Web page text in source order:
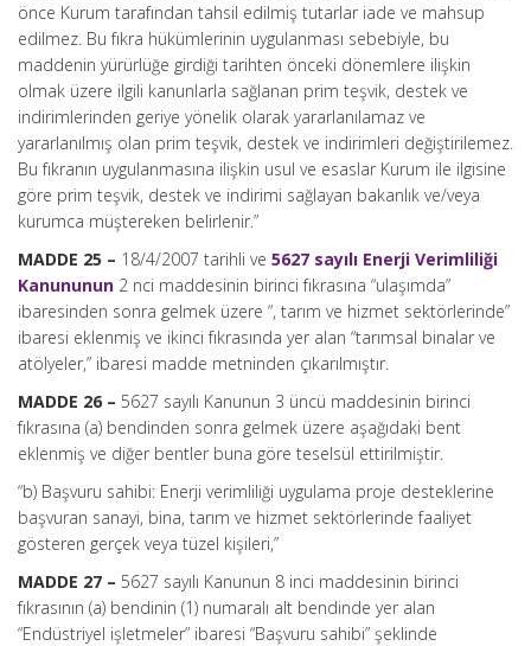
önce Kurum tarafından tahsil edilmiş tutarlar iade ve mahsup
edilmez. Bu fıkra hükümlerinin uygulanması sebebiyle, bu
maddenin yürürlüğe girdiği tarihten önceki dönemlere ilişkin
olmak üzere ilgili kanunlarla sağlanan prim teşvik, destek ve
indirimlerinden geriye yönelik olarak yararlanılamaz ve
yararlanılmış olan prim teşvik, destek ve indirimleri değiştirilemez.
Bu fıkranın uygulanmasına ilişkin usul ve esaslar Kurum ile ilgisine
göre prim teşvik, destek ve indirimi sağlayan bakanlık ve/veya
kurumca müştereken belirlenir.”
MADDE 25 – 18/4/2007 tarihli ve 5627 sayılı Enerji Verimliliği
Kanununun 2 nci maddesinin birinci fıkrasına “ulaşımda”
ibaresinden sonra gelmek üzere “, tarım ve hizmet sektörlerinde”
ibaresi eklenmiş ve ikinci fıkrasında yer alan “tarımsal binalar ve
atölyeler,” ibaresi madde metninden çıkarılmıştır.
MADDE 26 – 5627 sayılı Kanunun 3 üncü maddesinin birinci
fıkrasına (a) bendinden sonra gelmek üzere aşağıdaki bent
eklenmiş ve diğer bentler buna göre teselsül ettirilmiştir.
“b) Başvuru sahibi: Enerji verimliliği uygulama proje desteklerine
başvuran sanayi, bina, tarım ve hizmet sektörlerinde faaliyet
gösteren gerçek veya tüzel kişileri,”
MADDE 27 – 5627 sayılı Kanunun 8 inci maddesinin birinci
fıkrasının (a) bendinin (1) numaralı alt bendinde yer alan
“Endüstriyel işletmeler” ibaresi “Başvuru sahibi” şeklinde